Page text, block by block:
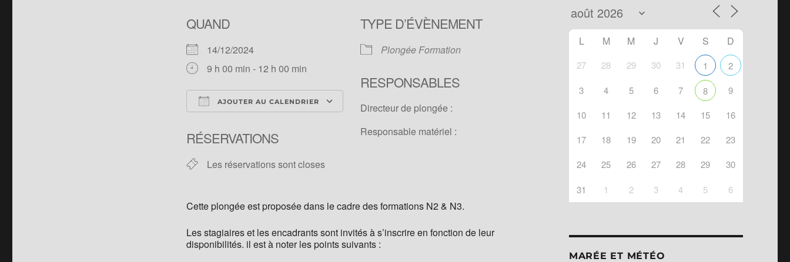
QUAND
14/12/2024
9 h 00 min - 12 h 00 min
AJOUTER AU CALENDRIER
Office 365
RÉSERVATIONS
Les réservations sont closes
TYPE D’ÉVÈNEMENT
Plongée Formation
RESPONSABLES
Directeur de plongée :
Responsable matériel :
Cette plongée est proposée dans le cadre des formations N2 & N3.
Les stagiaires et les encadrants sont invités à s’inscrire en fonction de leur
disponibilités. il est à noter les points suivants :
L M M J V S D
27 28 29 30 31 1
2
3
4 5 6 7 8 9
10 11 12 13 14 15 16
17 18 19 20 21 22 23
24 25 26 27 28 29 30
31 1 2 3 4 5 6
MARÉE ET MÉTÉO